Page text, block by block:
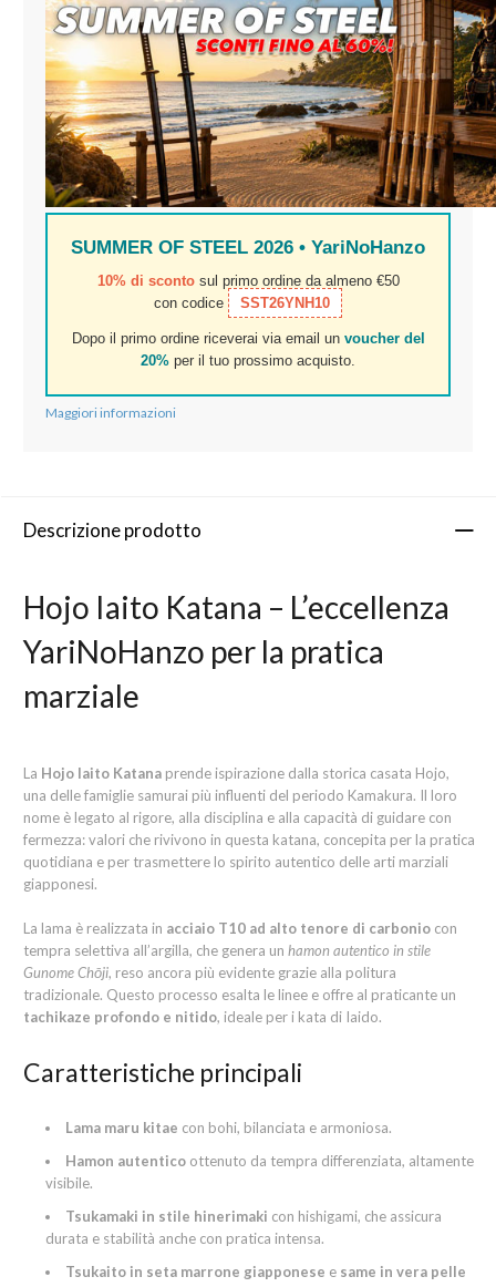
SUMMER OF STEEL 2026 • YariNoHanzo
10% di scontosul primo ordine da almeno €50
con codice
SST26YNH10
Dopo il primo ordine riceverai via email un voucher del
20% per il tuo prossimo acquisto.
Maggiori informazioni
Descrizione prodotto
Hojo Iaito Katana – L’eccellenza
YariNoHanzo per la pratica
marziale
La Hojo Iaito Katana prende ispirazione dalla storica casata Hojo,
una delle famiglie samurai più influenti del periodo Kamakura. Il loro
nome è legato al rigore, alla disciplina e alla capacità di guidare con
fermezza: valori che rivivono in questa katana, concepita per la pratica
quotidiana e per trasmettere lo spirito autentico delle arti marziali
giapponesi.
La lama è realizzata in acciaio T10 ad alto tenore di carbonio con
tempra selettiva all’argilla, che genera un hamon autentico in stile
Gunome Chōji, reso ancora più evidente grazie alla politura
tradizionale. Questo processo esalta le linee e offre al praticante un
tachikaze profondo e nitido, ideale per i kata di Iaido.
Caratteristiche principali
Lama maru kitae con bohi, bilanciata e armoniosa.
Hamon autentico ottenuto da tempra differenziata, altamente
visibile.
Tsukamaki in stile hinerimaki con hishigami, che assicura
durata e stabilità anche con pratica intensa.
Tsukaito in seta marrone giapponese e same in vera pelle